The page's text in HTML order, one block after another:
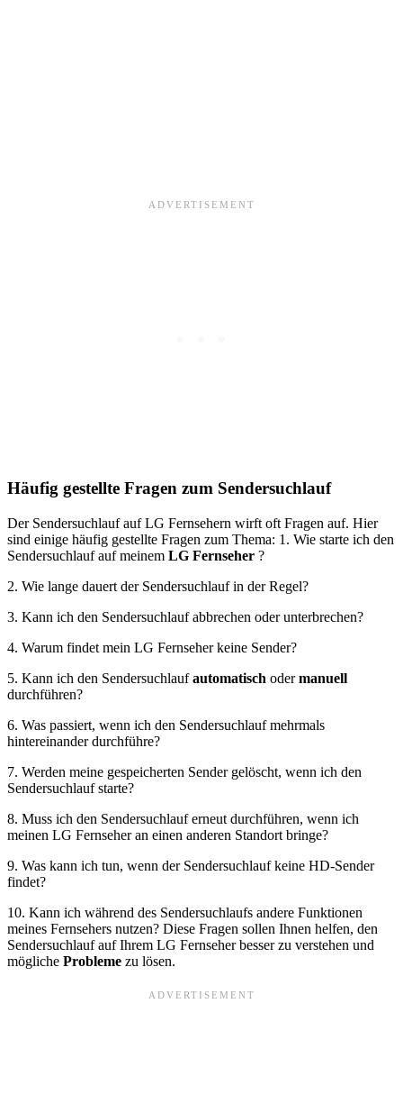
Häufig gestellte Fragen zum Sendersuchlauf
Der Sendersuchlauf auf LG Fernsehern wirft oft Fragen auf. Hier
sind einige häufig gestellte Fragen zum Thema: 1. Wie starte ich den
Sendersuchlauf auf meinem LG Fernseher ?
2. Wie lange dauert der Sendersuchlauf in der Regel?
3. Kann ich den Sendersuchlauf abbrechen oder unterbrechen?
4. Warum findet mein LG Fernseher keine Sender?
5. Kann ich den Sendersuchlaufautomatisch odermanuell
durchführen?
6. Was passiert, wenn ich den Sendersuchlauf mehrmals
hintereinander durchführe?
7. Werden meine gespeicherten Sender gelöscht, wenn ich den
Sendersuchlauf starte?
8. Muss ich den Sendersuchlauf erneut durchführen, wenn ich
meinen LG Fernseher an einen anderen Standort bringe?
9. Was kann ich tun, wenn der Sendersuchlauf keine HD-Sender
findet?
10. Kann ich während des Sendersuchlaufs andere Funktionen
meines Fernsehers nutzen? Diese Fragen sollen Ihnen helfen, den
Sendersuchlauf auf Ihrem LG Fernseher besser zu verstehen und
mögliche Probleme zu lösen.